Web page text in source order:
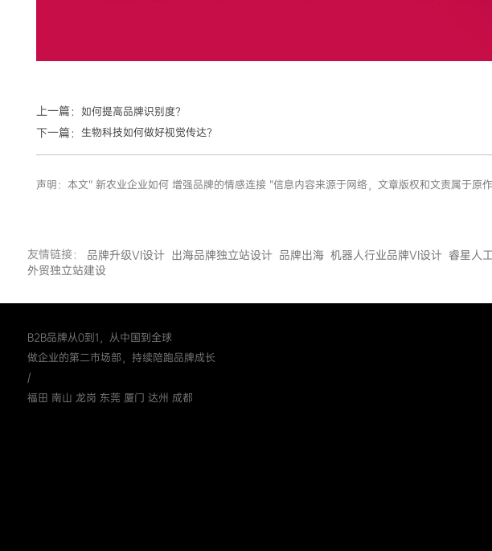
上一篇： 如何提高品牌识别度？
下一篇： 生物科技如何做好视觉传达？
声明：本文“ 新农业企业如何 增强品牌的情感连接 ”信息内容来源于网络，文章版权和文责属于
友情链接： 品牌升级VI设计 出海品牌独立站设计 品牌出海 机器人行业品牌VI设计 睿星人
外贸独立站建设
B2B品牌从0到1，从中国到全球
做企业的第二市场部，持续陪跑品牌成长
/
福田 南山 龙岗 东莞 厦门 达州 成都